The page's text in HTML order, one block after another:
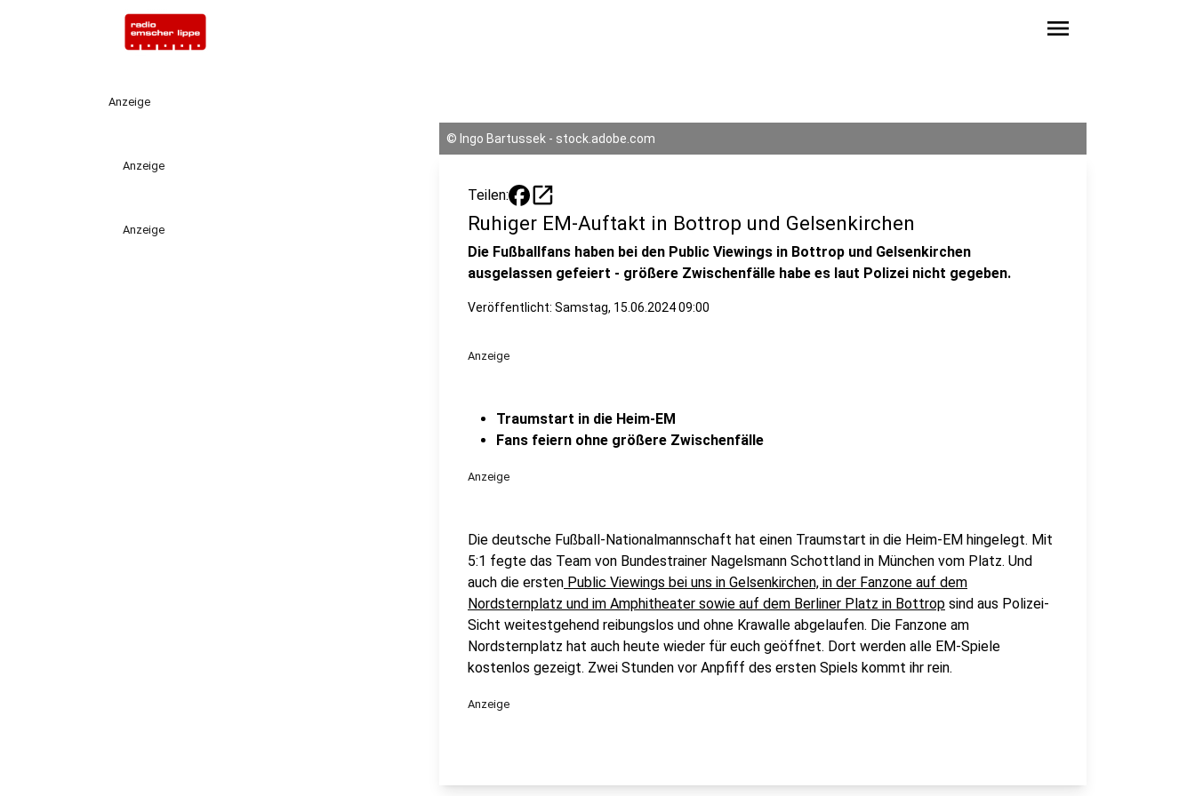
menu
Anzeige
Anzeige
Anzeige
© Ingo Bartussek - stock.adobe.com
Teilen: open_in_new
Ruhiger EM-Auftakt in Bottrop und Gelsenkirchen
Die Fußballfans haben bei den Public Viewings in Bottrop und Gelsenkirchen
ausgelassen gefeiert - größere Zwischenfälle habe es laut Polizei nicht gegeben.
Veröffentlicht: Samstag, 15.06.2024 09:00
Anzeige
Traumstart in die Heim-EM
Fans feiern ohne größere Zwischenfälle
Anzeige
Die deutsche Fußball-Nationalmannschaft hat einen Traumstart in die Heim-EM hingelegt. Mit
5:1 fegte das Team von Bundestrainer Nagelsmann Schottland in München vom Platz. Und
auch die ersten Public Viewings bei uns in Gelsenkirchen, in der Fanzone auf dem
Nordsternplatz und im Amphitheater sowie auf dem Berliner Platz in Bottrop sind aus Polizei-
Sicht weitestgehend reibungslos und ohne Krawalle abgelaufen. Die Fanzone am
Nordsternplatz hat auch heute wieder für euch geöffnet. Dort werden alle EM-Spiele
kostenlos gezeigt. Zwei Stunden vor Anpfiff des ersten Spiels kommt ihr rein.
Anzeige